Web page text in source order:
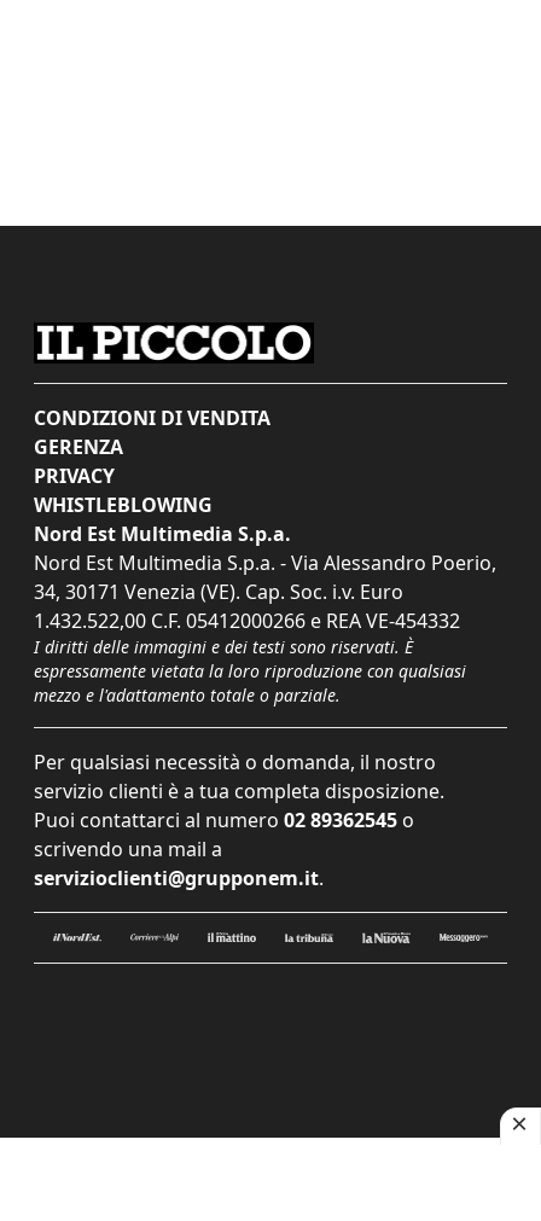
CONDIZIONI DI VENDITA
GERENZA
PRIVACY
WHISTLEBLOWING
Nord Est Multimedia S.p.a.
Nord Est Multimedia S.p.a. - Via Alessandro Poerio,
34, 30171 Venezia (VE). Cap. Soc. i.v. Euro
1.432.522,00 C.F. 05412000266 e REA VE-454332
I diritti delle immagini e dei testi sono riservati. È
espressamente vietata la loro riproduzione con qualsiasi
mezzo e l'adattamento totale o parziale.
Per qualsiasi necessità o domanda, il nostro
servizio clienti è a tua completa disposizione.
Puoi contattarci al numero 02 89362545 o
scrivendo una mail a
servizioclienti@grupponem.it.